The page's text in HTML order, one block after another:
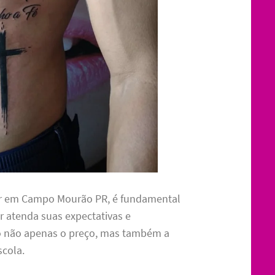
Campo Mourão PR, é fundamental
suas expectativas e
apenas o preço, mas também a